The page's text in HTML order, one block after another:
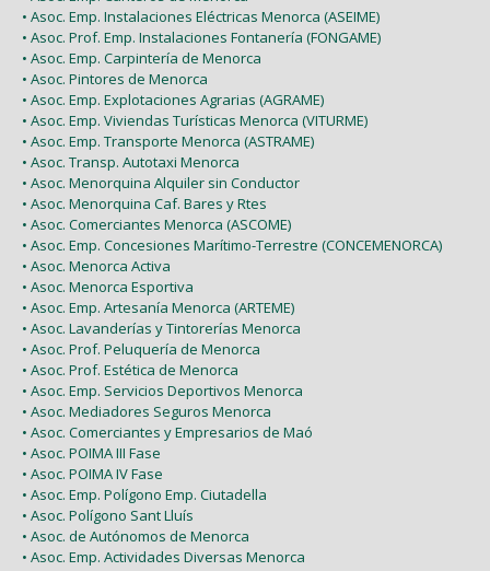
• Asoc. Emp. Instalaciones Eléctricas Menorca (ASEIME)
• Asoc. Prof. Emp. Instalaciones Fontanería (FONGAME)
• Asoc. Emp. Carpintería de Menorca
• Asoc. Pintores de Menorca
• Asoc. Emp. Explotaciones Agrarias (AGRAME)
• Asoc. Emp. Viviendas Turísticas Menorca (VITURME)
• Asoc. Emp. Transporte Menorca (ASTRAME)
• Asoc. Transp. Autotaxi Menorca
• Asoc. Menorquina Alquiler sin Conductor
• Asoc. Menorquina Caf. Bares y Rtes
• Asoc. Comerciantes Menorca (ASCOME)
• Asoc. Emp. Concesiones Marítimo-Terrestre (CONCEMENORCA)
• Asoc. Menorca Activa
• Asoc. Menorca Esportiva
• Asoc. Emp. Artesanía Menorca (ARTEME)
• Asoc. Lavanderías y Tintorerías Menorca
• Asoc. Prof. Peluquería de Menorca
• Asoc. Prof. Estética de Menorca
• Asoc. Emp. Servicios Deportivos Menorca
• Asoc. Mediadores Seguros Menorca
• Asoc. Comerciantes y Empresarios de Maó
• Asoc. POIMA III Fase
• Asoc. POIMA IV Fase
• Asoc. Emp. Polígono Emp. Ciutadella
• Asoc. Polígono Sant Lluís
• Asoc. de Autónomos de Menorca
• Asoc. Emp. Actividades Diversas Menorca